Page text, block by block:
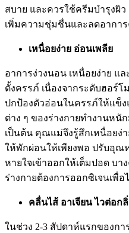
สบาย และควรใช้ครีมบำรุงผิ
เพิ่มความชุ่มชื่นและลดอากา
เหนื่อยง่าย อ่อนเพลีย
อาการง่วงนอน เหนื่อยง่าย แ
ตั้งครรภ์ เนื่องจากระดับฮอร์โ
ปกป้องตัวอ่อนในครรภ์ให้แข็
ต่าง ๆ ของร่างกายทำงานหนั
เป็นต้น คุณแม่จึงรู้สึกเหนื่อย
ให้พักผ่อนให้เพียงพอ ปรับอุณ
หายใจเข้าออกให้เต็มปอด บา
ร่างกายต้องการออกซิเจนเพื่
คลื่นไส้ อาเจียน ไวต่อก
ในช่วง 2-3 สัปดาห์แรกของก